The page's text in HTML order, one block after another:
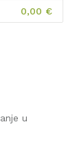
0,00 €
u